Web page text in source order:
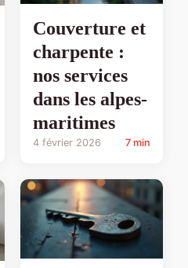
Couverture et
charpente :
nos services
dans les alpes-
maritimes
4 février 2026 7 min